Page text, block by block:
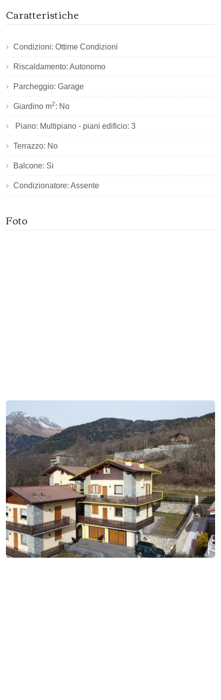
Caratteristiche
Condizioni: Ottime Condizioni
Riscaldamento: Autonomo
Parcheggio: Garage
Giardino m2: No
Piano: Multipiano - piani edificio: 3
Terrazzo: No
Balcone: Si
Condizionatore: Assente
Foto